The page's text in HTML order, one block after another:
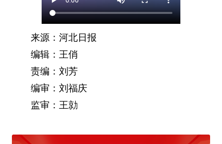
来源：河北日报
编辑：王俏
责编：刘芳
编审：刘福庆
监审：王勍